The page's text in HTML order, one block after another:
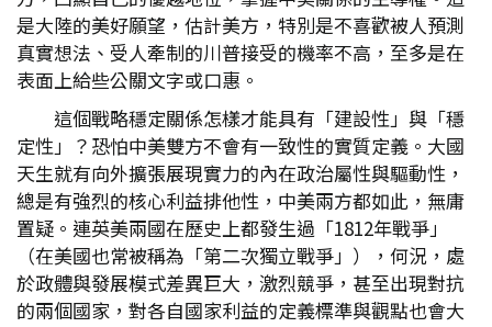
是大陸的美好願望，估計美方，特別是不喜歡被人預測
真實想法、受人牽制的川普接受的機率不高，至多是在
表面上給些公關文字或口惠。
這個戰略穩定關係怎樣才能具有「建設性」與「穩
定性」？恐怕中美雙方不會有一致性的實質定義。大國
天生就有向外擴張展現實力的內在政治屬性與驅動性，
總是有強烈的核心利益排他性，中美兩方都如此，無庸
置疑。連英美兩國在歷史上都發生過「1812年戰爭」
（在美國也常被稱為「第二次獨立戰爭」），何況，處
於政體與發展模式差異巨大，激烈競爭，甚至出現對抗
的兩個國家，對各自國家利益的定義標準與觀點也會大